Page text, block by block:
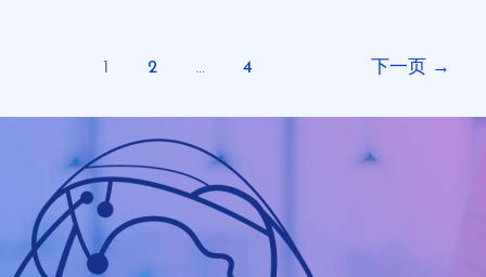
1 2 … 4 下一页 →